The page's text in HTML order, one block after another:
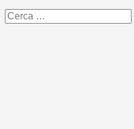
Ricerca
per: